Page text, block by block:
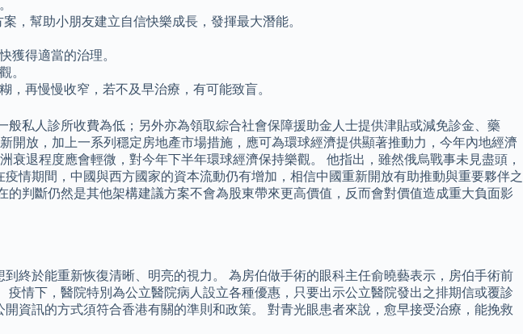
，幫助小朋友建立自信快樂成長，發揮最大潛能。
獲得適當的治理。
。
再慢慢收窄，若不及早治療，有可能致盲。
私人診所收費為低；另外亦為領取綜合社會保障援助金人士提供津貼或減免診金、藥
放，加上一系列穩定房地產市場措施，應可為環球經濟提供顯著推動力，今年內地經濟
退程度應會輕微，對今年下半年環球經濟保持樂觀。 他指出，雖然俄烏戰事未見盡頭，
情期間，中國與西方國家的資本流動仍有增加，相信中國重新開放有助推動與重要夥伴之
判斷仍然是其他架構建議方案不會為股東帶來更高價值，反而會對價值造成重大負面影
終於能重新恢復清晰、明亮的視力。 為房伯做手術的眼科主任俞曉藝表示，房伯手術前
情下，醫院特別為公立醫院病人設立各種優惠，只要出示公立醫院發出之排期信或覆診
資訊的方式須符合香港有關的準則和政策。 對青光眼患者來說，愈早接受治療，能挽救